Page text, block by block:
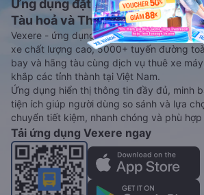
Ứng dụng đặt vé Xe khách, Máy
Tàu hoả và Thuê xe
Vexere - ứng dụng đặt vé đa phương tiện
xe chất lượng cao, 5000+ tuyến đường
bay và hãng tàu cùng dịch vụ thuê xe
khắp các tỉnh thành tại Việt Nam.
Ứng dụng hiển thị thông tin đầy đủ, minh
tiện ích giúp người dùng so sánh và lựa
chuyển tiết kiệm, nhanh chóng và phù hợp
Tải ứng dụng Vexere ngay